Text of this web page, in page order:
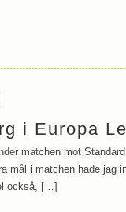
i Europa
matchen mot
mål i matchen hade jag
också, […]